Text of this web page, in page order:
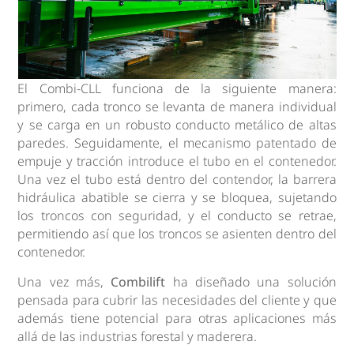
El Combi-CLL funciona de la siguiente manera:
primero, cada tronco se levanta de manera individual
y se carga en un robusto conducto metálico de altas
paredes. Seguidamente, el mecanismo patentado de
empuje y tracción introduce el tubo en el contenedor.
Una vez el tubo está dentro del contendor, la barrera
hidráulica abatible se cierra y se bloquea, sujetando
los troncos con seguridad, y el conducto se retrae,
permitiendo así que los troncos se asienten dentro del
contenedor.
Una vez más, Combilift ha diseñado una solución
pensada para cubrir las necesidades del cliente y que
además tiene potencial para otras aplicaciones más
allá de las industrias forestal y maderera.